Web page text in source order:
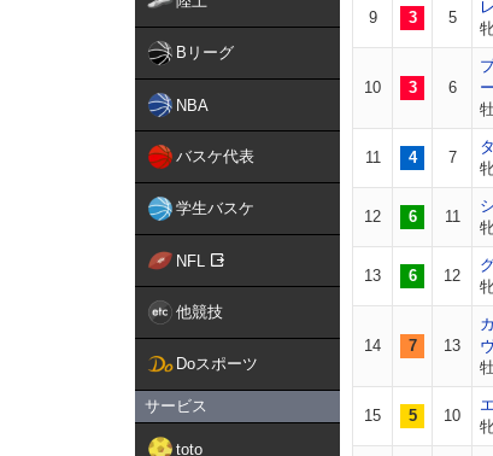
Bリーグ
NBA
バスケ代表
学生バスケ
NFL
他競技
Doスポーツ
サービス
toto
9 3 5
10 3 6
ー
11 4 7
12 6 11
13 6 12
14 7 13
15 5 10